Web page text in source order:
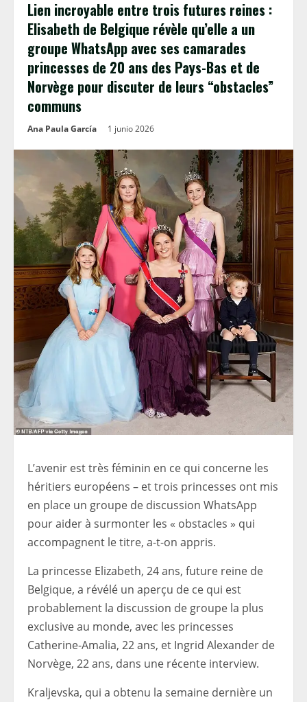
Lien incroyable entre trois futures reines :
Elisabeth de Belgique révèle qu’elle a un
groupe WhatsApp avec ses camarades
princesses de 20 ans des Pays-Bas et de
Norvège pour discuter de leurs “obstacles”
communs
Ana Paula García 1 junio 2026
L’avenir est très féminin en ce qui concerne les
héritiers européens – et trois princesses ont mis
en place un groupe de discussion WhatsApp
pour aider à surmonter les « obstacles » qui
accompagnent le titre, a-t-on appris.
La princesse Elizabeth, 24 ans, future reine de
Belgique, a révélé un aperçu de ce qui est
probablement la discussion de groupe la plus
exclusive au monde, avec les princesses
Catherine-Amalia, 22 ans, et Ingrid Alexander de
Norvège, 22 ans, dans une récente interview.
Kraljevska, qui a obtenu la semaine dernière un